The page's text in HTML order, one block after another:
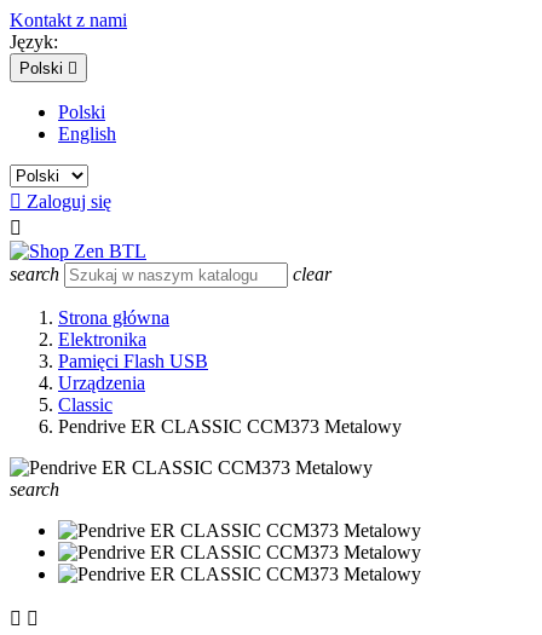
Kontakt z nami
Język:
Polski 
Polski
English
 Zaloguj się

search clear
Strona główna
Elektronika
Pamięci Flash USB
Urządzenia
Classic
Pendrive ER CLASSIC CCM373 Metalowy
search
 